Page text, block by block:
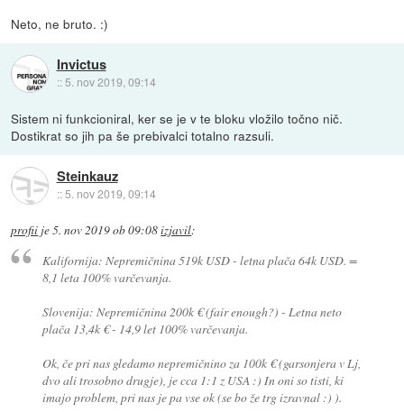
Neto, ne bruto. :)
Invictus
:: 5. nov 2019, 09:14
Sistem ni funkcioniral, ker se je v te bloku vložilo točno nič.
Dostikrat so jih pa še prebivalci totalno razsuli.
Steinkauz
::5. nov 2019, 09:14
profii je5. nov 2019 ob 09:08izjavil:
Kalifornija: Nepremičnina 519k USD - letna plača 64k USD. =
8,1 leta 100% varčevanja.
Slovenija: Nepremičnina 200k € (fair enough?) - Letna neto
plača 13,4k € - 14,9 let 100% varčevanja.
Ok, če pri nas gledamo nepremičnino za 100k € (garsonjera v Lj,
dvo ali trosobno drugje), je cca 1:1 z USA :) In oni so tisti, ki
imajo problem, pri nas je pa vse ok (se bo že trg izravnal :) ).